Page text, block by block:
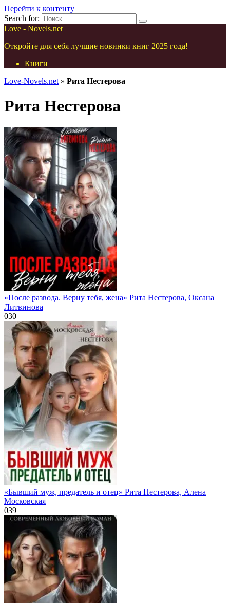
Перейти к контенту
Search for:
Love - Novels.net
Откройте для себя лучшие новинки книг 2025 года!
Книги
Love-Novels.net » Рита Нестерова
Рита Нестерова
«После развода. Верну тебя, жена» Рита Нестерова, Оксана
Литвинова
030
«Бывший муж, предатель и отец» Рита Нестерова, Алена
Московская
039